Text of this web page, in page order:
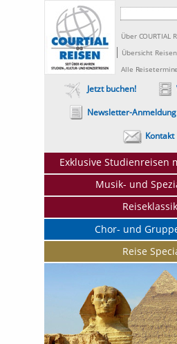
Chor- und
Reise
Über COURTIAL
Übersicht
Alle Reisetermine
Jetzt buchen!
Newsletter-Anmeldung
Kontakt
Exklusive Studienreisen
Musik- und